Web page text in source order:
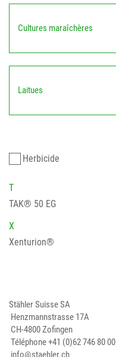
Cultures maraîchères
Laitues
Herbicide
T
TAK® 50 EG
X
Xenturion®
Stähler Suisse SA
Henzmannstrasse 17A
CH-4800 Zofingen
Téléphone+41 (0)62 746 80 00
info@staehler.ch